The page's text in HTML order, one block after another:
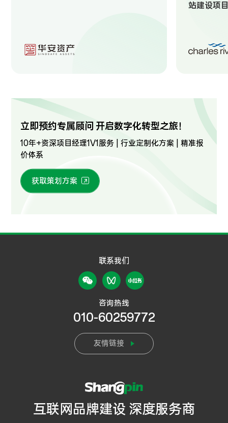
站建设项
立即预约专属顾问 开启数字化转型之旅！
10年+资深项目经理1V1服务 | 行业定制化方案 | 精准报
价体系
获取策划方案
联系我们
咨询热线
010-60259772
友情链接
互联网品牌建设 深度服务商